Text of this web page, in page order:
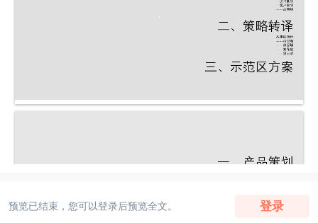
预览已结束，您可以登录后预览全文。 登录